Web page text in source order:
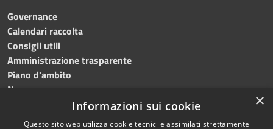
Governance
Calendari raccolta
Consigli utili
Amministrazione trasparente
Piano d'ambito
News
×
Informazioni sui cookie
Questo sito web utilizza cookie tecnici e assimilati strettamente